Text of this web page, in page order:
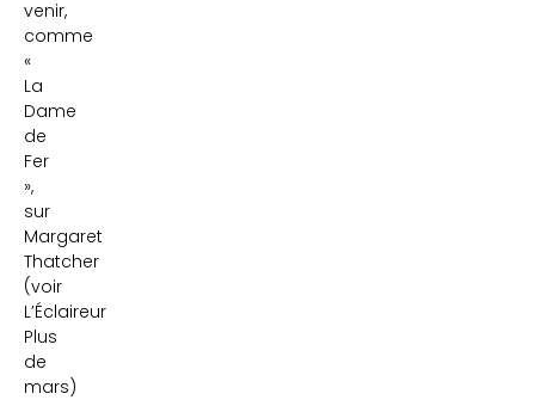
venir,
comme
«
La
Dame
de
Fer
»,
sur
Margaret
Thatcher
(voir
L’Éclaireur
Plus
de
mars)